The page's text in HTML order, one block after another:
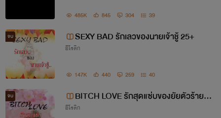
485K 845 304 39
จบ SEXY BAD รักเลวของนายเจ้าชู้ 25+
อีโรติก
147K 440 259 40
จบ
BITCH LOVE รักสุดแซ่บของยัยตัวร้าย 2
5+
อีโรติก